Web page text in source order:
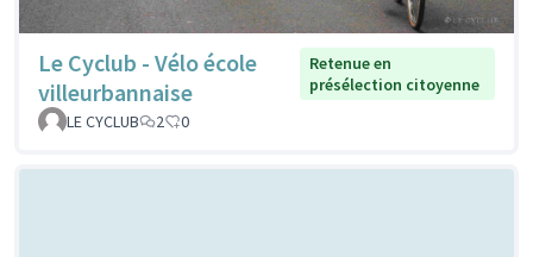
Le Cyclub - Vélo école
villeurbannaise
Retenue en
présélection citoyenne
LE CYCLUB
2 0